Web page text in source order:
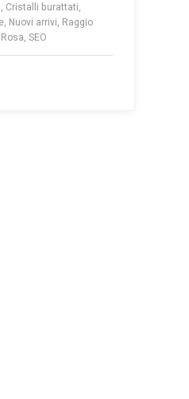
Cristalli burattati,
Nuovi arrivi, Raggio
SEO
CARRELLO